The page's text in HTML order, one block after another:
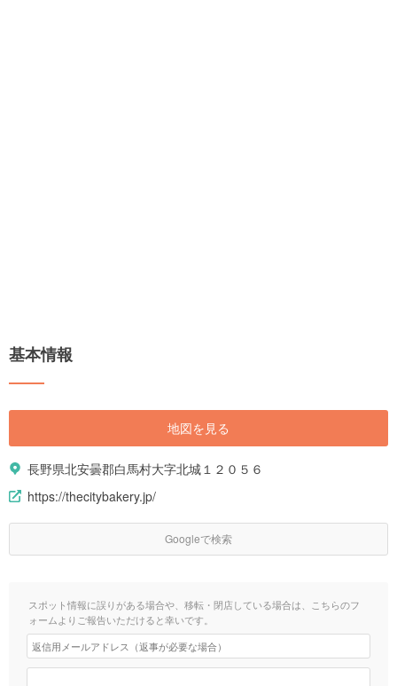
基本情報
地図を見る
長野県北安曇郡白馬村大字北城１２０５６
https://thecitybakery.jp/
Googleで検索
スポット情報に誤りがある場合や、移転・閉店している場合は、こちらのフ
ォームよりご報告いただけると幸いです。